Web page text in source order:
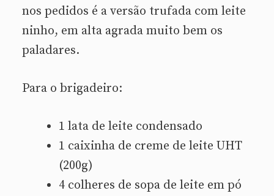
nos pedidos é a versão trufada com leite
ninho, em alta agrada muito bem os
paladares.
Para o brigadeiro:
1 lata de leite condensado
1 caixinha de creme de leite UHT
(200g)
4 colheres de sopa de leite em pó